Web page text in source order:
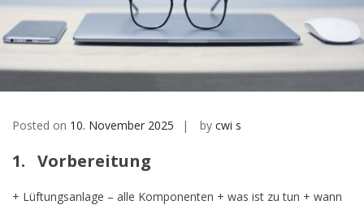
Posted on 10. November 2025 by cwi s
1. Vorbereitung
+ Lüftungsanlage – alle Komponenten + was ist zu tun + wann